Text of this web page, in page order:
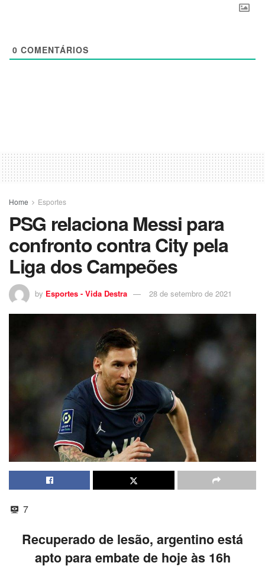
0 COMENTÁRIOS
Home Esportes
PSG relaciona Messi para
confronto contra City pela
Liga dos Campeões
by Esportes - Vida Destra 28 de setembro de 2021
7
Recuperado de lesão, argentino está
apto para embate de hoje às 16h